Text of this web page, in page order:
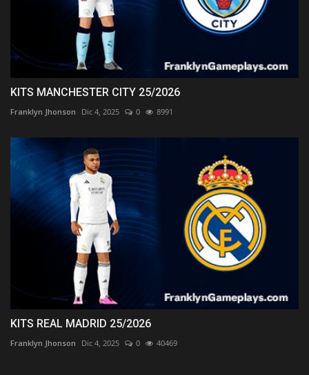
KITS MANCHESTER CITY 25/2026
Franklyn Jhonson Dic 4, 2025 0 8991
KITS REAL MADRID 25/2026
Franklyn Jhonson Dic 4, 2025 0 40469